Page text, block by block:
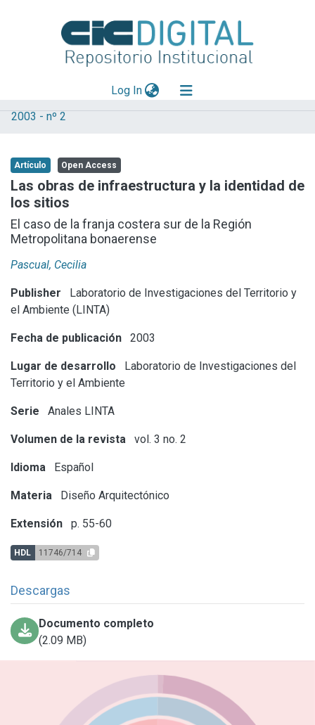
Log In(current)
Explorar
Aportar material
Statistics
2003 - nº 2
Artículo Open Access
Las obras de infraestructura y la identidad de
los sitios
El caso de la franja costera sur de la Región
Metropolitana bonaerense
Pascual, Cecilia
Publisher
Laboratorio de Investigaciones del Territorio y
el Ambiente (LINTA)
Fecha de publicación 2003
Lugar de desarrollo
Laboratorio de Investigaciones del
Territorio y el Ambiente
Serie Anales LINTA
Volumen de la revista vol. 3 no. 2
Idioma Español
Materia Diseño Arquitectónico
Extensión p. 55-60
HDL 11746/714
Descargas
Documento completo
(2.09 MB)